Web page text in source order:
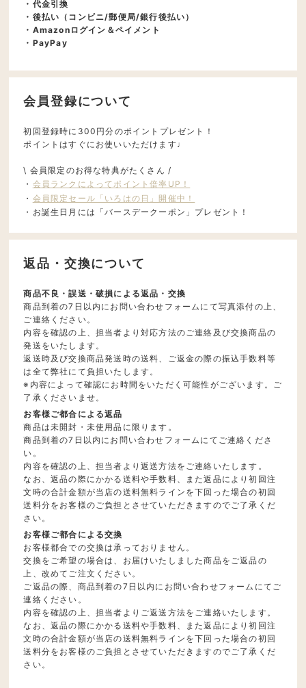
・代金引換
・後払い（コンビニ/郵便局/銀行後払い）
・Amazonログイン＆ペイメント
・PayPay
会員登録について
初回登録時に300円分のポイントプレゼント！
ポイントはすぐにお使いいただけます♩
\ 会員限定のお得な特典がたくさん /
・ 会員ランクによってポイント倍率UP！
・ 会員限定セール「いろはの日」開催中！
・お誕生日月には「バースデークーポン」プレゼント！
返品・交換について
商品不良・誤送・破損による返品・交換
商品到着の7日以内にお問い合わせフォームにて写真添付の上、
ご連絡ください。
内容を確認の上、担当者より対応方法のご連絡及び交換商品の
発送をいたします。
返送時及び交換商品発送時の送料、ご返金の際の振込手数料等
は全て弊社にて負担いたします。
※内容によって確認にお時間をいただく可能性がございます。ご
了承くださいませ。
お客様ご都合による返品
商品は未開封・未使用品に限ります。
商品到着の7日以内にお問い合わせフォームにてご連絡くださ
い。
内容を確認の上、担当者より返送方法をご連絡いたします。
なお、返品の際にかかる送料や手数料、また返品により初回注
文時の合計金額が当店の送料無料ラインを下回った場合の初回
送料分をお客様のご負担とさせていただきますのでご了承くだ
さい。
お客様ご都合による交換
お客様都合での交換は承っておりません。
交換をご希望の場合は、お届けいたしました商品をご返品の
上、改めてご注文ください。
ご返品の際、商品到着の7日以内にお問い合わせフォームにてご
連絡ください。
内容を確認の上、担当者よりご返送方法をご連絡いたします。
なお、返品の際にかかる送料や手数料、また返品により初回注
文時の合計金額が当店の送料無料ラインを下回った場合の初回
送料分をお客様のご負担とさせていただきますのでご了承くだ
さい。